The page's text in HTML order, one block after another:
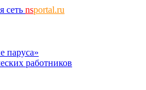
сеть nsportal.ru
паруса»
работников